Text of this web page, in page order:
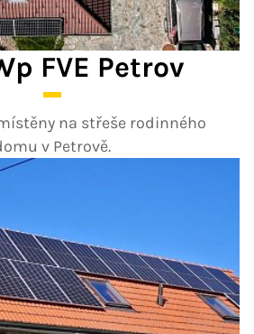
FVE Petrov
na střeše rodinného
v Petrově.